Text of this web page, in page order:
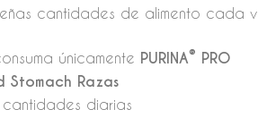
cantidades de alimento cada
únicamente PURINA® PRO
Stomach Razas
cantidades diarias